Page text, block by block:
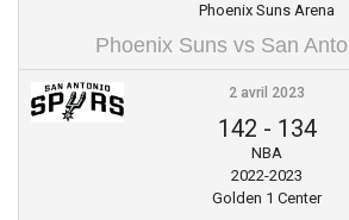
Phoenix Suns Arena
Phoenix Suns vs San
2 avril 2023
142 - 134
NBA
2022-2023
Golden 1 Center